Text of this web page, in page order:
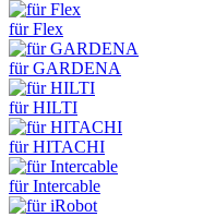
für Flex
für GARDENA
für HILTI
für HITACHI
für Intercable